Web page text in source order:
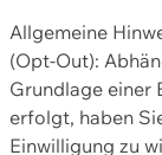
Allgemeine
(Opt-Out):
Grundlage einer
erfolgt, haben
Einwilligung zu